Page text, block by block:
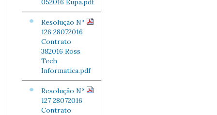
052016 Eupa.pdf
Resolução Nº
126 28072016
Contrato
382016 Ross
Tech
Informatica.pdf
Resolução Nº
127 28072016
Contrato